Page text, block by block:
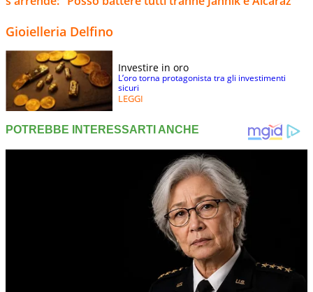
Gioielleria Delfino
Investire in oro
L’oro torna protagonista tra gli investimenti
sicuri
LEGGI